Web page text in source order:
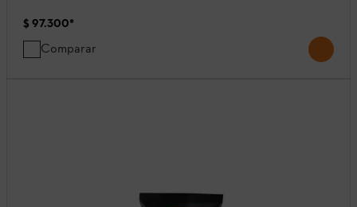
$ 97.300*
Comparar